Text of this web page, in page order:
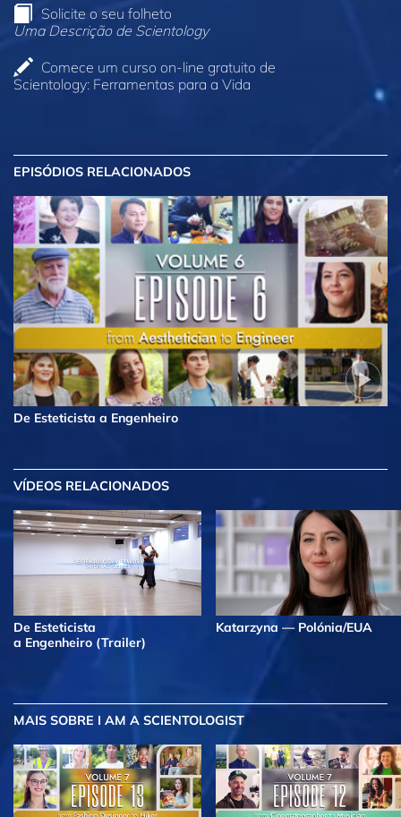
Solicite o seu folheto
Uma Descrição de Scientology
Comece um curso on‑line gratuito de
Scientology: Ferramentas para a Vida
EPISÓDIOS RELACIONADOS
De Esteticista a Engenheiro
VÍDEOS RELACIONADOS
De Esteticista
a Engenheiro (Trailer)
Katarzyna — Polónia/EUA
MAIS SOBRE I AM A SCIENTOLOGIST